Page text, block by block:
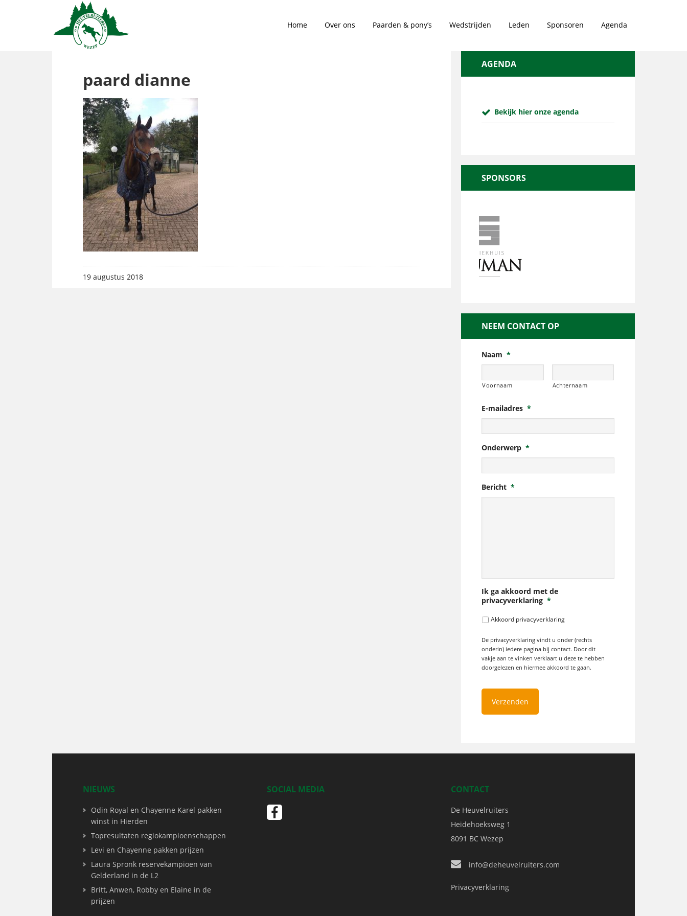
Home Over ons Paarden & pony’s Wedstrijden Leden Sponsoren Agenda
paard dianne
19 augustus 2018
AGENDA
Bekijk hier onze agenda
SPONSORS
NEEM CONTACT OP
Naam *
Voornaam Achternaam
E-mailadres *
Onderwerp *
Bericht *
Ik ga akkoord met de
privacyverklaring *
Akkoord privacyverklaring
De privacyverklaring vindt u onder (rechts
onderin) iedere pagina bij contact. Door dit
vakje aan te vinken verklaart u deze te hebben
doorgelezen en hiermee akkoord te gaan.
NIEUWS
Odin Royal en Chayenne Karel pakken
winst in Hierden
Topresultaten regiokampioenschappen
Levi en Chayenne pakken prijzen
Laura Spronk reservekampioen van
Gelderland in de L2
Britt, Anwen, Robby en Elaine in de
prijzen
SOCIAL MEDIA CONTACT
De Heuvelruiters
Heidehoeksweg 1
8091 BC Wezep
info@deheuvelruiters.com
Privacyverklaring